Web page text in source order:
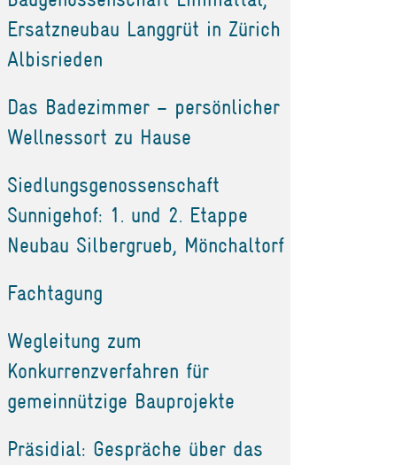
Ersatzneubau Langgrüt in Zürich
Albisrieden
Das Badezimmer – persönlicher
Wellnessort zu Hause
Siedlungsgenossenschaft
Sunnigehof: 1. und 2. Etappe
Neubau Silbergrueb, Mönchaltorf
Fachtagung
Wegleitung zum
Konkurrenzverfahren für
gemeinnützige Bauprojekte
Präsidial: Gespräche über das